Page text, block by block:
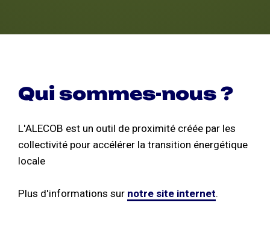
Qui sommes-nous ?
L'ALECOB est un outil de proximité créée par les
collectivité pour accélérer la transition énergétique
locale
Plus d'informations sur notre site internet.